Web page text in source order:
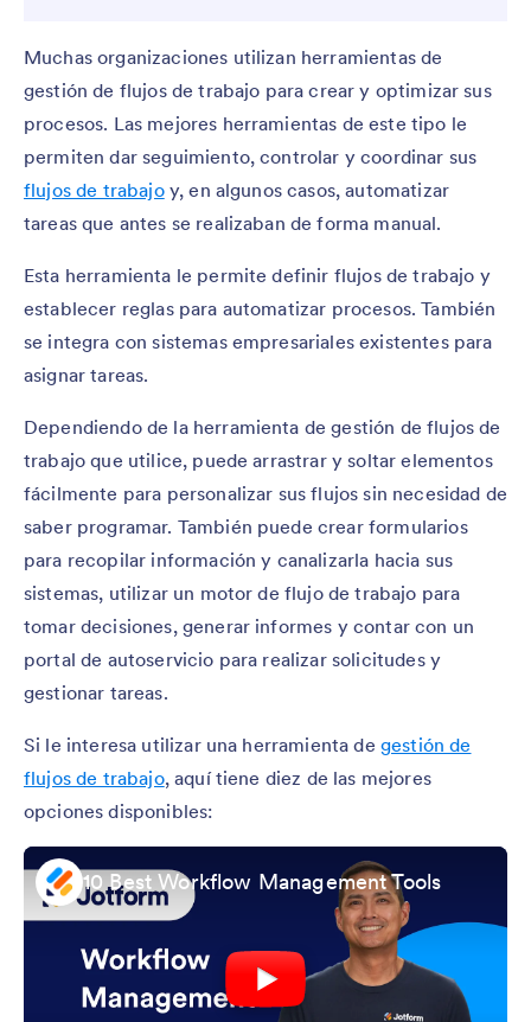
Muchas organizaciones utilizan herramientas de
gestión de flujos de trabajo para crear y optimizar sus
procesos. Las mejores herramientas de este tipo le
permiten dar seguimiento, controlar y coordinar sus
flujos de trabajoy, en algunos casos, automatizar
tareas que antes se realizaban de forma manual.
Esta herramienta le permite definir flujos de trabajo y
establecer reglas para automatizar procesos. También
se integra con sistemas empresariales existentes para
asignar tareas.
Dependiendo de la herramienta de gestión de flujos de
trabajo que utilice, puede arrastrar y soltar elementos
fácilmente para personalizar sus flujos sin necesidad de
saber programar. También puede crear formularios
para recopilar información y canalizarla hacia sus
sistemas, utilizar un motor de flujo de trabajo para
tomar decisiones, generar informes y contar con un
portal de autoservicio para realizar solicitudes y
gestionar tareas.
Si le interesa utilizar una herramienta de gestión de
flujos de trabajo, aquí tiene diez de las mejores
opciones disponibles:
10 Best Workflow Management Tools